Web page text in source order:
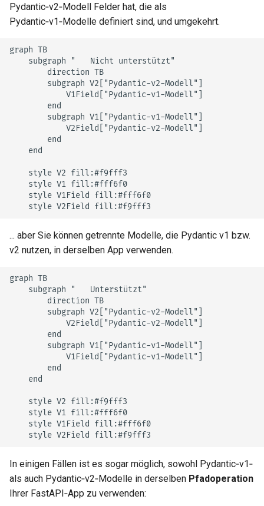
Pydantic‑v2‑Modell Felder hat, die als
Pydantic‑v1‑Modelle definiert sind, und umgekehrt.
graph TB
    subgraph "❌ Nicht unterstützt"
        direction TB
        subgraph V2["Pydantic-v2-Modell"]
            V1Field["Pydantic-v1-Modell"]
        end
        subgraph V1["Pydantic-v1-Modell"]
            V2Field["Pydantic-v2-Modell"]
        end
    end
    style V2 fill:#f9fff3
    style V1 fill:#fff6f0
    style V1Field fill:#fff6f0
    style V2Field fill:#f9fff3
... aber Sie können getrennte Modelle, die Pydantic v1 bzw.
v2 nutzen, in derselben App verwenden.
graph TB
    subgraph "✅ Unterstützt"
        direction TB
        subgraph V2["Pydantic-v2-Modell"]
            V2Field["Pydantic-v2-Modell"]
        end
        subgraph V1["Pydantic-v1-Modell"]
            V1Field["Pydantic-v1-Modell"]
        end
    end
    style V2 fill:#f9fff3
    style V1 fill:#fff6f0
    style V1Field fill:#fff6f0
    style V2Field fill:#f9fff3
In einigen Fällen ist es sogar möglich, sowohl Pydantic‑v1‑
als auch Pydantic‑v2‑Modelle in derselben Pfadoperation
Ihrer FastAPI‑App zu verwenden: